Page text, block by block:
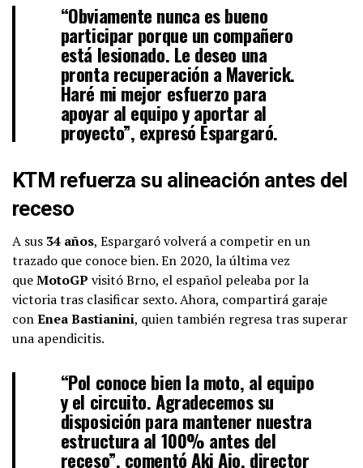
“Obviamente nunca es bueno
participar porque un compañero
está lesionado. Le deseo una
pronta recuperación a Maverick.
Haré mi mejor esfuerzo para
apoyar al equipo y aportar al
proyecto”, expresó Espargaró.
KTM refuerza su alineación antes del
receso
A sus 34 años, Espargaró volverá a competir en un
trazado que conoce bien. En 2020, la última vez
queMotoGP visitó Brno, el español peleaba por la
victoria tras clasificar sexto. Ahora, compartirá garaje
conEnea Bastianini, quien también regresa tras superar
una apendicitis.
“Pol conoce bien la moto, al equipo
y el circuito. Agradecemos su
disposición para mantener nuestra
estructura al 100% antes del
receso”, comentóAki Ajo, director